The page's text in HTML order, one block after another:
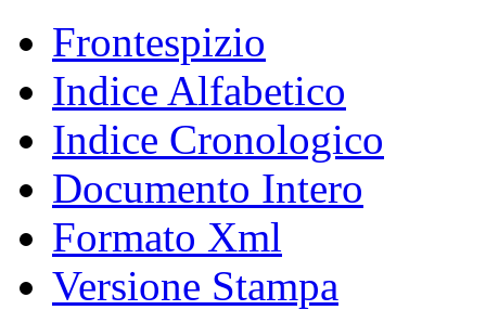
Frontespizio
Indice Alfabetico
Indice Cronologico
Documento Intero
Formato Xml
Versione Stampa